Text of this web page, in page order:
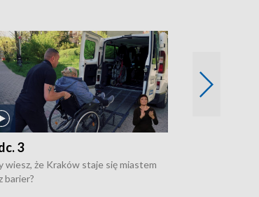
3
wiesz, że Kraków staje się miastem
barier?